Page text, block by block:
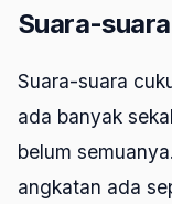
Suara-
Suara-suara
ada banyak
belum
angkatan ada